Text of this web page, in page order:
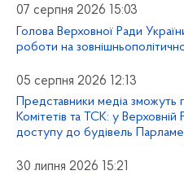
07 серпня 2026 15:03
Голова Верховної Ради
роботи на
05 серпня 2026 12:13
Представники медіа зможуть
Комітетів та ТСК: у
доступу до будівель
30 липня 2026 15:21